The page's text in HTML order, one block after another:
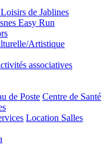
de Jablines
Easy Run
Artistique
associatives
de Poste Centre de Santé
Location Salles